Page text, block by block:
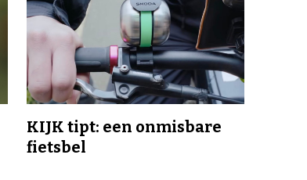
KIJK tipt: een onmisbare
fietsbel